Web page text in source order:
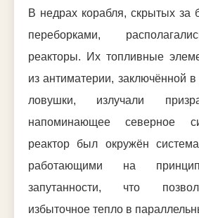
В недрах корабля, скрытых за
переборками,
реакторы. Их топливные
из антиматерии, заключённой
ловушки, излучали
напоминающее северное
реактор был окружён
работающими на
запутанности, что
избыточное тепло в